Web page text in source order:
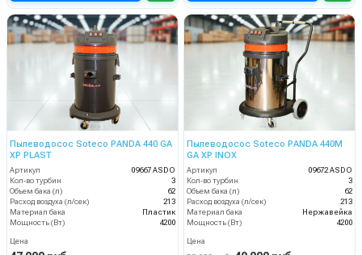
Пылеводосос Soteco PANDA 440 GA
XP PLAST
Артикул
09667 ASDO
Кол-во турбин
3
Объем бака (л)
62
Расход воздуха (л/сек)
213
Материал бака
Пластик
Мощность (Вт)
4200
Цена
Пылеводосос Soteco PANDA 440M
GA XP INOX
Артикул
09672 ASDO
Кол-во турбин
3
Объем бака (л)
62
Расход воздуха (л/сек)
213
Материал бака
Нержавейка
Мощность (Вт)
4200
Цена